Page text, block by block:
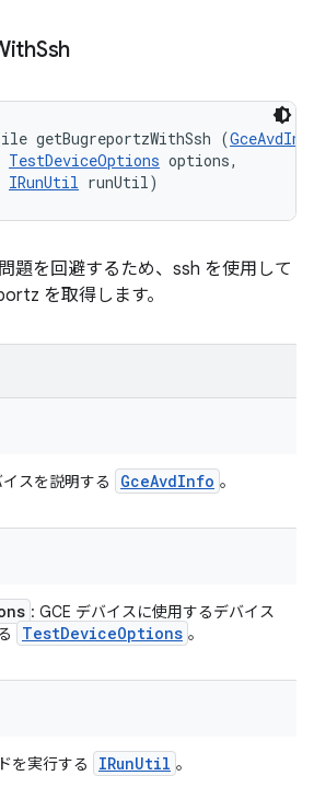
Ssh
getBugreportzWithSsh (
TestDeviceOptions options,
IRunUtil runUtil)
題を回避するため、ssh を使用して
を取得します。
スを説明する GceAvdInfo 。
: GCE デバイスに使用するデバイス
TestDeviceOptions 。
を実行する IRunUtil 。